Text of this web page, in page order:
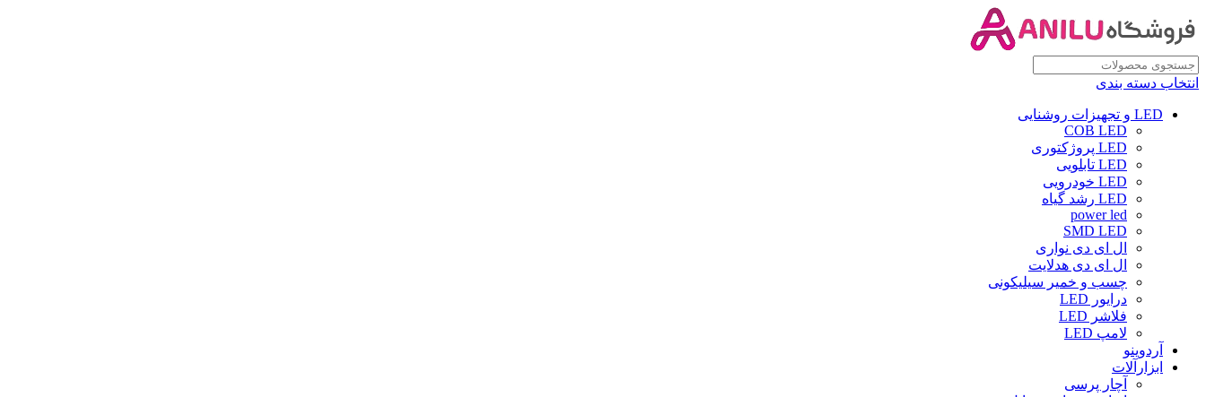
انتخاب دسته بندی
LED و تجهیزات روشنایی
COB LED
LED پروژکتوری
LED تابلویی
LED خودرویی
LED رشد گیاه
power led
SMD LED
ال ای دی نواری
ال ای دی هدلایت
چسب و خمیر سیلیکونی
درایور LED
فلاشر LED
لامپ LED
آردوینو
ابزارآلات
آچار پرسی